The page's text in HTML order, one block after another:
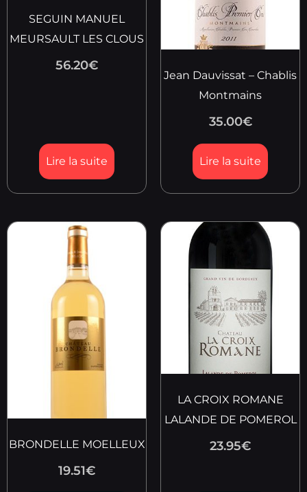
SEGUIN MANUEL
MEURSAULT LES CLOUS
56.20€
Lire la suite
Jean Dauvissat – Chablis
Montmains
35.00€
Lire la suite
BRONDELLE MOELLEUX
19.51€
LA CROIX ROMANE
LALANDE DE POMEROL
23.95€